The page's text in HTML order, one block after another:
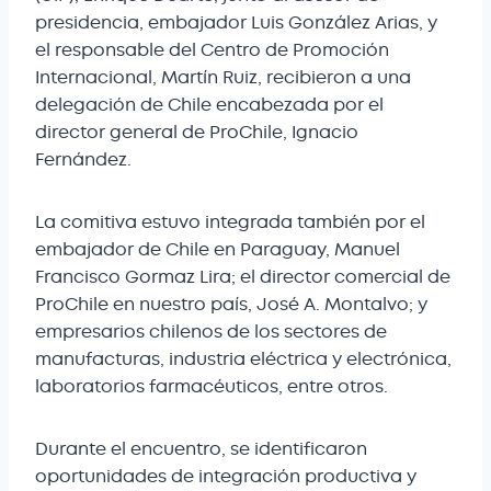
presidencia, embajador Luis González Arias, y
el responsable del Centro de Promoción
Internacional, Martín Ruiz, recibieron a una
delegación de Chile encabezada por el
director general de ProChile, Ignacio
Fernández.
La comitiva estuvo integrada también por el
embajador de Chile en Paraguay, Manuel
Francisco Gormaz Lira; el director comercial de
ProChile en nuestro país, José A. Montalvo; y
empresarios chilenos de los sectores de
manufacturas, industria eléctrica y electrónica,
laboratorios farmacéuticos, entre otros.
Durante el encuentro, se identificaron
oportunidades de integración productiva y